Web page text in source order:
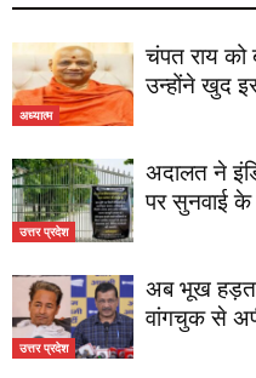
अध्यात्म
चंपत राय को
उन्होंने खुद
उत्तर प्रदेश
अदालत ने
पर सुनवाई
उत्तर प्रदेश
अब भूख
वांगचुक से